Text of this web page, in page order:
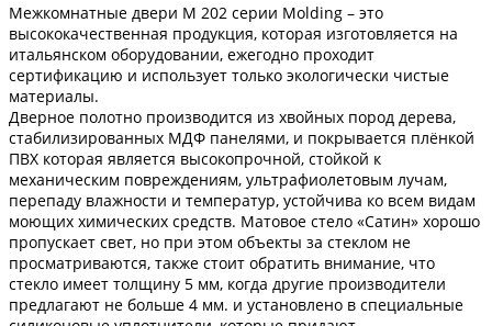
Межкомнатные двери M 202 серии Molding – это
высококачественная продукция, которая изготовляется на
итальянском оборудовании, ежегодно проходит
сертификацию и использует только экологически чистые
материалы.
Дверное полотно производится из хвойных пород дерева,
стабилизированных МДФ панелями, и покрывается плёнкой
ПВХ которая является высокопрочной, стойкой к
механическим повреждениям, ультрафиолетовым лучам,
перепаду влажности и температур, устойчива ко всем видам
моющих химических средств. Матовое стело «Сатин» хорошо
пропускает свет, но при этом объекты за стеклом не
просматриваются, также стоит обратить внимание, что
стекло имеет толщину 5 мм, когда другие производители
предлагают не больше 4 мм. и установлено в специальные